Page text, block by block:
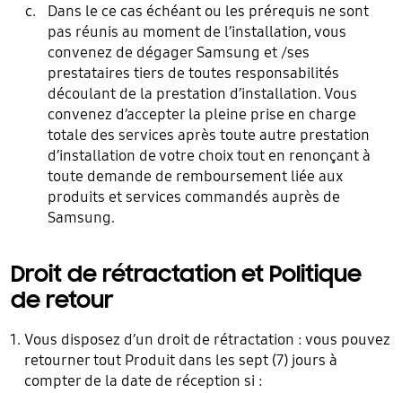
Dans le ce cas échéant ou les prérequis ne sont
pas réunis au moment de l’installation, vous
convenez de dégager Samsung et /ses
prestataires tiers de toutes responsabilités
découlant de la prestation d’installation. Vous
convenez d’accepter la pleine prise en charge
totale des services après toute autre prestation
d’installation de votre choix tout en renonçant à
toute demande de remboursement liée aux
produits et services commandés auprès de
Samsung.
Droit de rétractation et Politique
de retour
Vous disposez d’un droit de rétractation : vous pouvez
retourner tout Produit dans les sept (7) jours à
compter de la date de réception si :